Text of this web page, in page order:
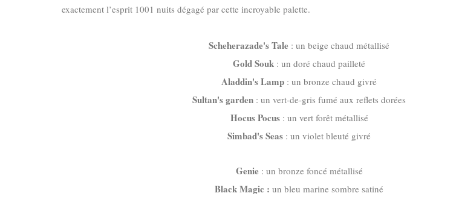
exactement l’esprit 1001 nuits dégagé par cette incroyable palette.
Scheherazade's Tale : un beige chaud métallisé
Gold Souk : un doré chaud pailleté
Aladdin's Lamp : un bronze chaud givré
Sultan's garden : un vert-de-gris fumé aux reflets dorées
Hocus Pocus: un vert forêt métallisé
Simbad's Seas : un violet bleuté givré
Genie : un bronze foncé métallisé
Black Magic : un bleu marine sombre satiné